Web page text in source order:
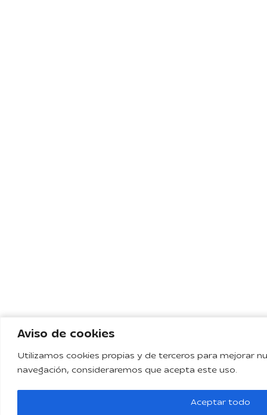
Aviso de cookies
Utilizamos cookies propias y de terceros para mejorar
navegación, consideraremos que acepta este uso.
Aceptar todo
Aviso de cookies
Utilizamos cookies propias y de terceros para mejorar
navegación, consideraremos que acepta este uso.
Aceptar todo